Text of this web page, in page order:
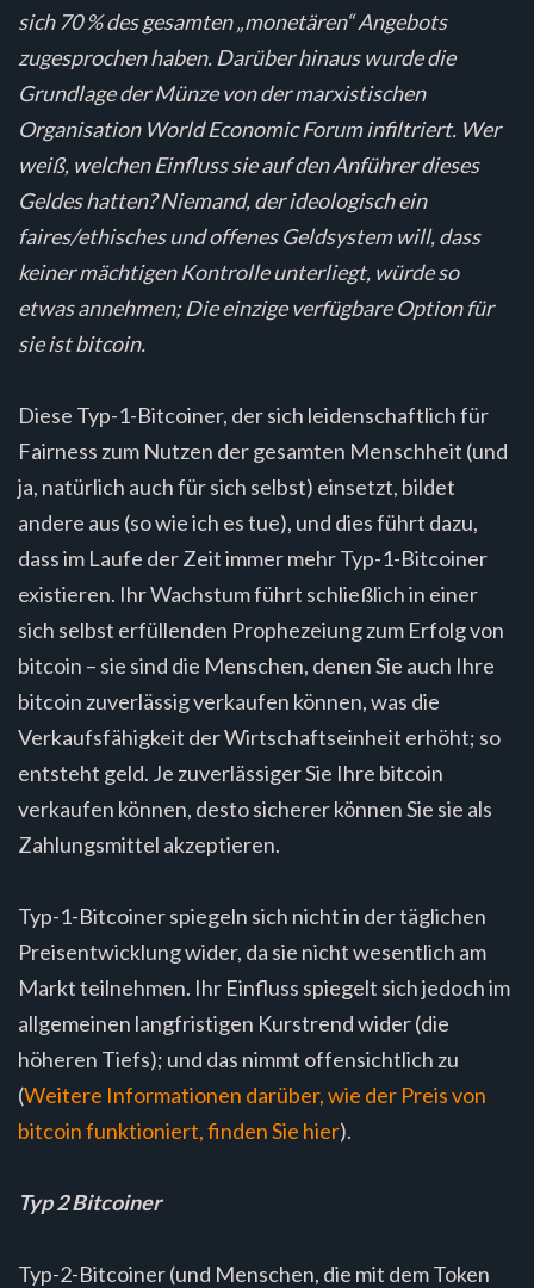
sich 70 % des gesamten „monetären“ Angebots
zugesprochen haben. Darüber hinaus wurde die
Grundlage der Münze von der marxistischen
Organisation World Economic Forum infiltriert. Wer
weiß, welchen Einfluss sie auf den Anführer dieses
Geldes hatten? Niemand, der ideologisch ein
faires/ethisches und offenes Geldsystem will, dass
keiner mächtigen Kontrolle unterliegt, würde so
etwas annehmen; Die einzige verfügbare Option für
sie ist bitcoin.
Diese Typ-1-Bitcoiner, der sich leidenschaftlich für
Fairness zum Nutzen der gesamten Menschheit (und
ja, natürlich auch für sich selbst) einsetzt, bildet
andere aus (so wie ich es tue), und dies führt dazu,
dass im Laufe der Zeit immer mehr Typ-1-Bitcoiner
existieren. Ihr Wachstum führt schließlich in einer
sich selbst erfüllenden Prophezeiung zum Erfolg von
bitcoin – sie sind die Menschen, denen Sie auch Ihre
bitcoin zuverlässig verkaufen können, was die
Verkaufsfähigkeit der Wirtschaftseinheit erhöht; so
entsteht geld. Je zuverlässiger Sie Ihre bitcoin
verkaufen können, desto sicherer können Sie sie als
Zahlungsmittel akzeptieren.
Typ-1-Bitcoiner spiegeln sich nicht in der täglichen
Preisentwicklung wider, da sie nicht wesentlich am
Markt teilnehmen. Ihr Einfluss spiegelt sich jedoch im
allgemeinen langfristigen Kurstrend wider (die
höheren Tiefs); und das nimmt offensichtlich zu
(Weitere Informationen darüber, wie der Preis von
bitcoin funktioniert, finden Sie hier).
Typ 2 Bitcoiner
Typ-2-Bitcoiner (und Menschen, die mit dem Token